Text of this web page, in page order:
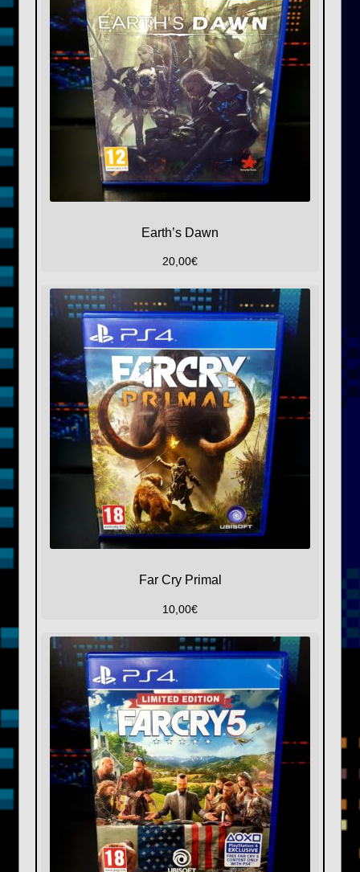
Earth’s Dawn
20,00€
Far Cry Primal
10,00€